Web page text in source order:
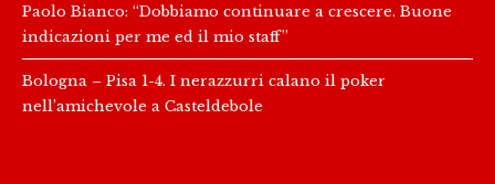
Paolo Bianco: “Dobbiamo continuare a crescere. Buone
indicazioni per me ed il mio staff”
Bologna – Pisa 1-4. I nerazzurri calano il poker
nell’amichevole a Casteldebole